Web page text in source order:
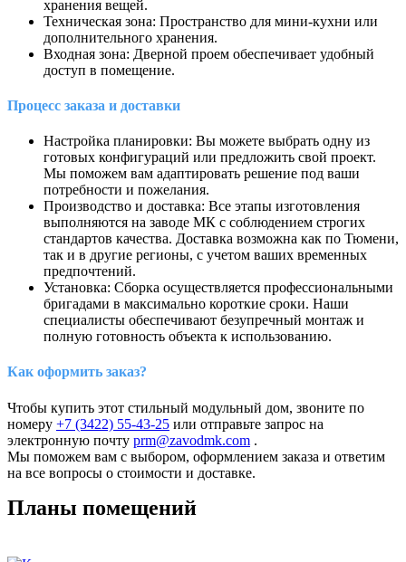
хранения вещей.
Техническая зона: Пространство для мини-кухни или
дополнительного хранения.
Входная зона: Дверной проем обеспечивает удобный
доступ в помещение.
Процесс заказа и доставки
Настройка планировки: Вы можете выбрать одну из
готовых конфигураций или предложить свой проект.
Мы поможем вам адаптировать решение под ваши
потребности и пожелания.
Производство и доставка: Все этапы изготовления
выполняются на заводе МК с соблюдением строгих
стандартов качества. Доставка возможна как по Тюмени,
так и в другие регионы, с учетом ваших временных
предпочтений.
Установка: Сборка осуществляется профессиональными
бригадами в максимально короткие сроки. Наши
специалисты обеспечивают безупречный монтаж и
полную готовность объекта к использованию.
Как оформить заказ?
Чтобы купить этот стильный модульный дом, звоните по
номеру +7 (3422) 55-43-25 или отправьте запрос на
электронную почту prm@zavodmk.com .
Мы поможем вам с выбором, оформлением заказа и ответим
на все вопросы о стоимости и доставке.
Планы помещений